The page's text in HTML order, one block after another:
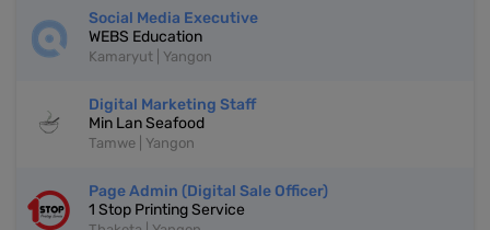
Social Media Executive
WEBS Education
Kamaryut | Yangon
Digital Marketing Staff
Min Lan Seafood
Tamwe | Yangon
Page Admin (Digital Sale Officer)
1 Stop Printing Service